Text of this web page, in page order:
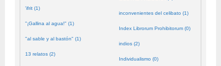
'ifrit (1)
"¡Gallina al agua!" (1)
"al sable y al bastón" (1)
13 relatos (2)
inconvenientes del celibato (1)
Index Librorum Prohibitorum (0)
indios (2)
Individualismo (0)